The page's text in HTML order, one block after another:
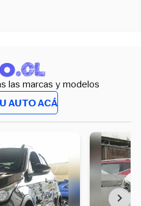
las marcas y modelos
AUTO ACÁ